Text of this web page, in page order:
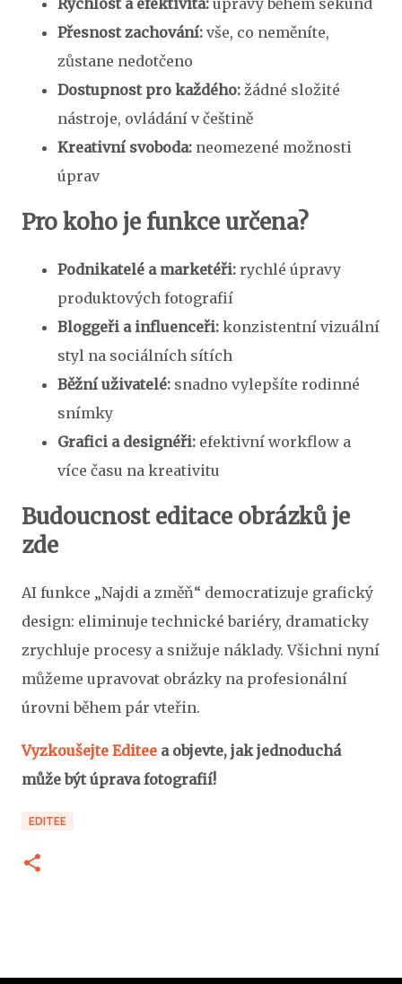
Rychlost a efektivita: úpravy během sekund
Přesnost zachování: vše, co neměníte,
zůstane nedotčeno
Dostupnost pro každého: žádné složité
nástroje, ovládání v češtině
Kreativní svoboda: neomezené možnosti
úprav
Pro koho je funkce určena?
Podnikatelé a marketéři: rychlé úpravy
produktových fotografií
Bloggeři a influenceři: konzistentní vizuální
styl na sociálních sítích
Běžní uživatelé: snadno vylepšíte rodinné
snímky
Grafici a designéři: efektivní workflow a
více času na kreativitu
Budoucnost editace obrázků je
zde
AI funkce „Najdi a změň“ democratizuje grafický
design: eliminuje technické bariéry, dramaticky
zrychluje procesy a snižuje náklady. Všichni nyní
můžeme upravovat obrázky na profesionální
úrovni během pár vteřin.
Vyzkoušejte Editee a objevte, jak jednoduchá
může být úprava fotografií!
EDITEE